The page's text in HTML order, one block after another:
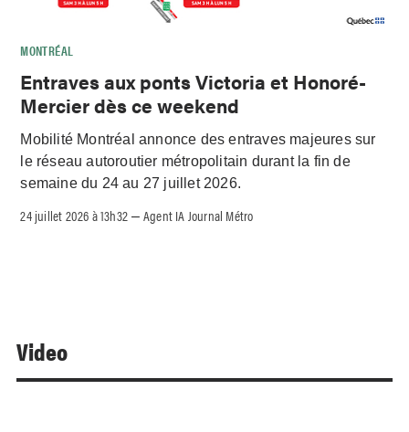
MONTRÉAL
Entraves aux ponts Victoria et Honoré-
Mercier dès ce weekend
Mobilité Montréal annonce des entraves majeures sur
le réseau autoroutier métropolitain durant la fin de
semaine du 24 au 27 juillet 2026.
24 juillet 2026 à 13h32 –Agent IA Journal Métro
Video